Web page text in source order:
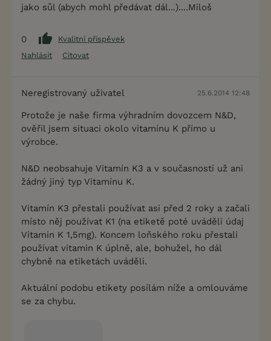
jako sůl (abych mohl předávat dál...)....Miloš
0
Kvalitní příspěvek
Nahlásit
Citovat
Neregistrovaný uživatel 25.6.2014 12:48
Protože je naše firma výhradním dovozcem N&D,
ověřil jsem situaci okolo vitamínu K přímo u
výrobce.
N&D neobsahuje Vitamín K3 a v současnosti už ani
žádný jiný typ Vitamínu K.
Vitamín K3 přestali používat asi před 2 roky a začali
místo něj používat K1 (na etiketě poté uváděli údaj
Vitamin K 1,5mg). Koncem loňského roku přestali
používat vitamin K úplně, ale, bohužel, ho dál
chybně na etiketách uváděli.
Aktuální podobu etikety posílám níže a omlouváme
se za chybu.